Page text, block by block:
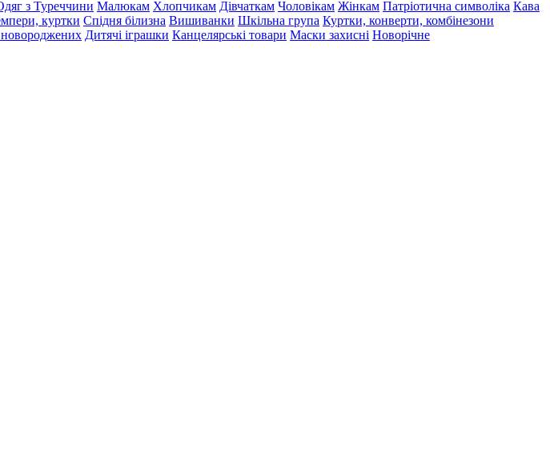
з Туреччини Малюкам Хлопчикам Дівчаткам Чоловікам Жінкам Патріотична символіка Кава
куртки Спідня білизна Вишиванки Шкільна група Куртки, конверти, комбінезони
Дитячі іграшки Канцелярські товари Маски захисні Новорічне